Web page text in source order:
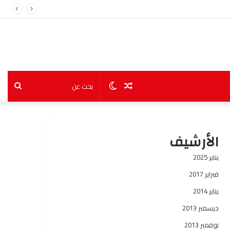
بحث
الوضعمقال
الأرشيف
يناير 2025
فبراير 2017
يناير 2014
ديسمبر 2013
نوفمبر 2013